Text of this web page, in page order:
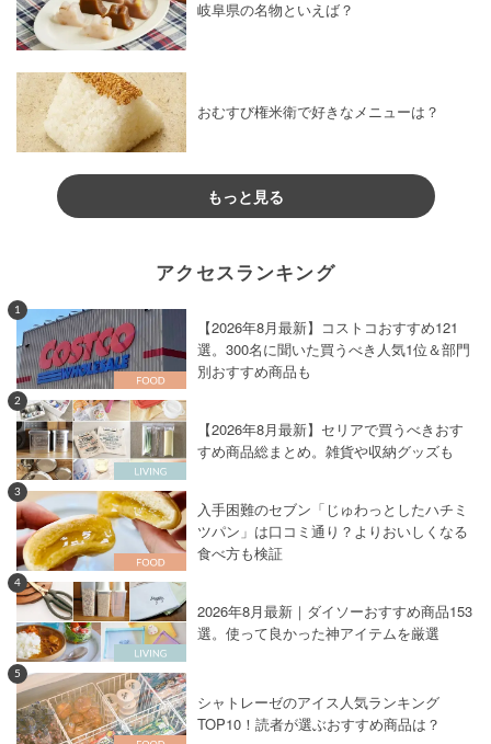
岐阜県の名物といえば？
おむすび権米衛で好きなメニューは？
もっと見る
アクセスランキング
1
【2026年8月最新】コストコおすすめ121
選。300名に聞いた買うべき人気1位＆部門
別おすすめ商品も
2
【2026年8月最新】セリアで買うべきおす
すめ商品総まとめ。雑貨や収納グッズも
3
入手困難のセブン「じゅわっとしたハチミ
ツパン」は口コミ通り？よりおいしくなる
食べ方も検証
4
2026年8月最新｜ダイソーおすすめ商品153
選。使って良かった神アイテムを厳選
5
シャトレーゼのアイス人気ランキング
TOP10！読者が選ぶおすすめ商品は？